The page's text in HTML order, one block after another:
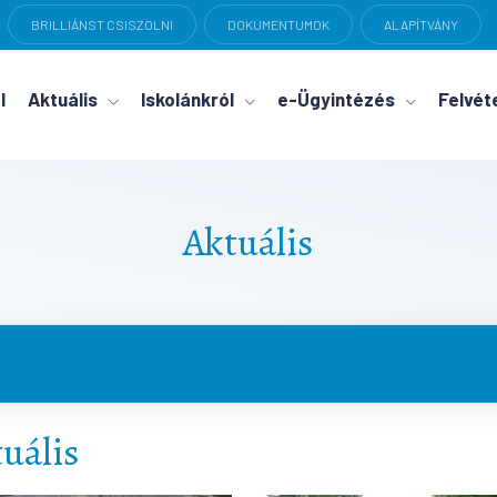
BRILLIÁNST CSISZOLNI DOKUMENTUMOK ALAPÍTVÁNY
Aktuális Iskolánkról e-Ügyintézés
Aktuális